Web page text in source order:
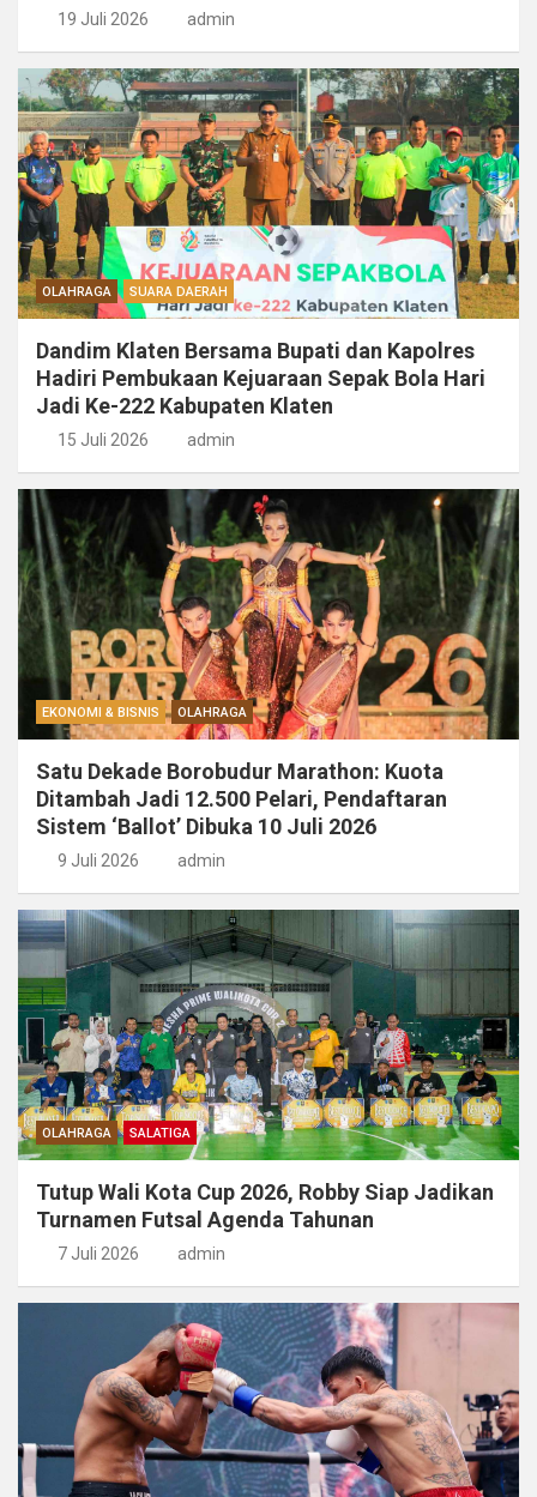
19 Juli 2026 admin
OLAHRAGA SUARA DAERAH
Dandim Klaten Bersama Bupati dan Kapolres
Hadiri Pembukaan Kejuaraan Sepak Bola Hari
Jadi Ke-222 Kabupaten Klaten
15 Juli 2026 admin
EKONOMI & BISNIS OLAHRAGA
Satu Dekade Borobudur Marathon: Kuota
Ditambah Jadi 12.500 Pelari, Pendaftaran
Sistem ‘Ballot’ Dibuka 10 Juli 2026
9 Juli 2026 admin
OLAHRAGA SALATIGA
Tutup Wali Kota Cup 2026, Robby Siap Jadikan
Turnamen Futsal Agenda Tahunan
7 Juli 2026 admin